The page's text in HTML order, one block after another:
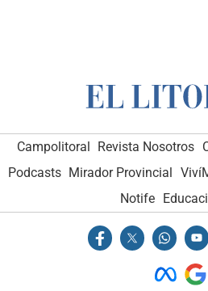
Campolitoral Revista Nosotros
Podcasts Mirador Provincial
Notife